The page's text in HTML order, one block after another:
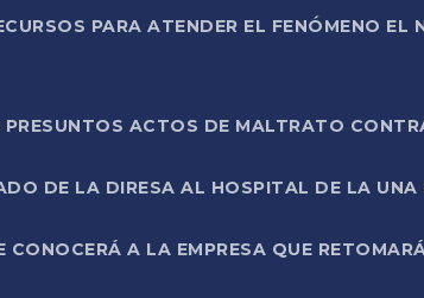
PARA ATENDER EL FENÓMENO
PRESUNTOS ACTOS DE MALTRATO
DE LA DIRESA AL HOSPITAL DE LA
CONOCERÁ A LA EMPRESA QUE